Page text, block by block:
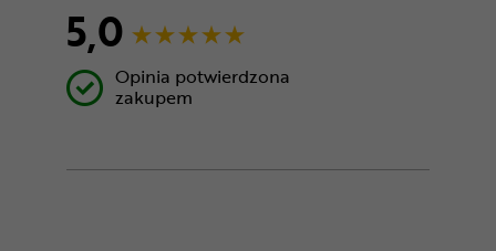
5,0
Opinia potwierdzona
zakupem